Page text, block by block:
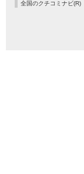
全国のクチコミナビ(R)